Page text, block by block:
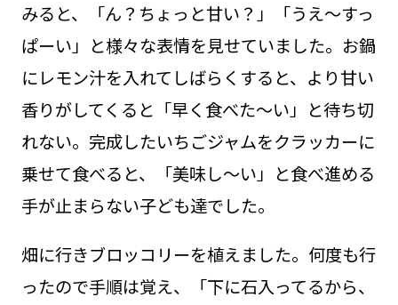
みると、「ん？ちょっと甘い？」「うえ～すっ
ぱーい」と様々な表情を見せていました。お鍋
にレモン汁を入れてしばらくすると、より甘い
香りがしてくると「早く食べた～い」と待ち切
れない。完成したいちごジャムをクラッカーに
乗せて食べると、「美味し～い」と食べ進める
手が止まらない子ども達でした。
畑に行きブロッコリーを植えました。何度も行
ったので手順は覚え、「下に石入ってるから、